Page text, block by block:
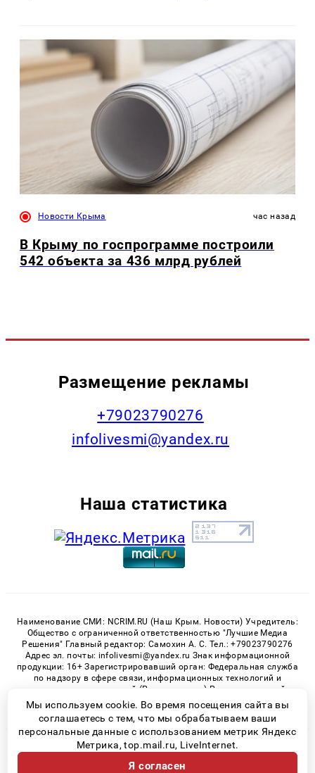
Новости Крыма час назад
В Крыму по госпрограмме построили
542 объекта за 436 млрд рублей
Размещение рекламы
+79023790276
infolivesmi@yandex.ru
Наша статистика
Наименование СМИ: NCRIM.RU (Наш Крым. Новости) Учредитель:
Общество с ограниченной ответственностью "Лучшие Медиа
Решения" Главный редактор: Самохин А. С. Тел.: +79023790276
Адрес эл. почты: infolivesmi@yandex.ru Знак информационной
продукции: 16+ Зарегистрировавший орган: Федеральная служба
по надзору в сфере связи, информационных технологий и
массовых коммуникаций (Роскомнадзор) Регистрационный
номер СМИ ЭЛ № ФС 77 - 81150 от 02.06.2021
© 2026 «nCrim.ru» | Все права защищены
Возрастная категория сайта 16+
Мы используем cookie. Во время посещения сайта вы
соглашаетесь с тем, что мы обрабатываем ваши
персональные данные с использованием метрик Яндекс
Метрика, top.mail.ru, LiveInternet.
Я согласен